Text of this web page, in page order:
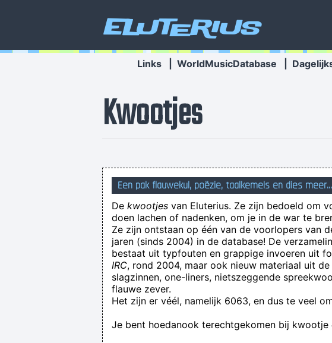
Eluterius
Links WorldMusicDatabase
Kwootjes
Wat " jong dementie " betreft... Daar zul jij NOOIT
Waarom zijn mensen die eerst vriendachap verzoek
Een pak flauwekul, poëzie, taalkemels en dies meer...
De kwootjes van Eluterius. Ze zijn bedoeld om
doen lachen of nadenken, om je in de war te
Ze zijn ontstaan op één van de voorlopers van
jaren (sinds 2004) in de database! De
bestaat uit typfouten en grappige invoeren uit
IRC, rond 2004, maar ook nieuw materiaal uit
slagzinnen, one-liners, nietszeggende
flauwe zever.
Het zijn er véél, namelijk 6063, en dus te veel
Je bent hoedanook terechtgekomen bij kwootje